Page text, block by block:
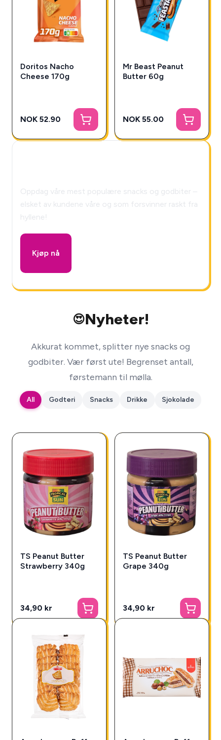
Doritos Nacho
Cheese 170g
NOK 52.90
Mr Beast Peanut
Butter 60g
NOK 55.00
Oppdag våre mest populære snacks og godbiter –
elsket av kundene våre og som forsvinner raskt fra
hyllene!
Kjøp nå
😍Nyheter!
Akkurat kommet, splitter nye snacks og
godbiter. Vær først ute! Begrenset antall,
førstemann til mølla.
All Godteri Snacks Drikke Sjokolade
TS Peanut Butter
Strawberry 340g
34,90 kr
TS Peanut Butter
Grape 340g
34,90 kr